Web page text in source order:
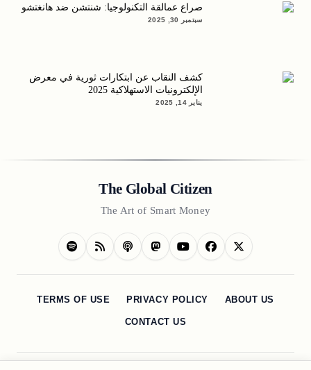
صراع عمالقة التكنولوجيا: شنتشن ضد هانغتشو
سبتمبر 30, 2025
كشف النقاب عن ابتكارات ثورية في معرض
الإلكترونيات الاستهلاكية 2025
يناير 14, 2025
The Global Citizen
The Art of Smart Money
ABOUT US
PRIVACY POLICY
TERMS OF USE
CONTACT US